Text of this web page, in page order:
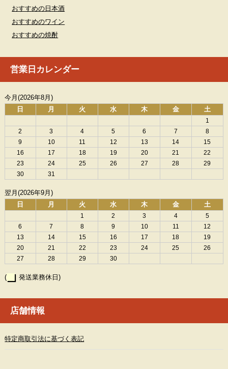
おすすめの日本酒
おすすめのワイン
おすすめの焼酎
営業日カレンダー
今月(2026年8月)
日
月 火 水 木 金 土
1
2
3 4 5 6 7
8
9
10 11 12 13 14
15
16
17 18 19 20 21
22
23
24 25 26 27 28
29
30
31
翌月(2026年9月)
日
月 火 水 木 金 土
1 2 3 4
5
6
7 8 9 10 11
12
13
14 15 16 17 18
19
20
21 22 23 24 25
26
27
28 29 30
( 発送業務休日)
店舗情報
特定商取引法に基づく表記